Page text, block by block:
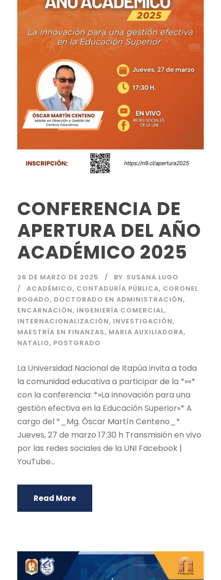
CONFERENCIA DE
APERTURA DEL AÑO
ACADÉMICO 2025
26 DE MARZO DE 2025 BY SUSANA LUGO
ACADÉMICO, CONTADURÍA PÚBLICA, CORONEL
BOGADO, DOCTORADO EN ADMINISTRACIÓN,
ENCARNACIÓN, INGENIERÍA COMERCIAL,
INTERNACIONALIZACIÓN, INVESTIGACIÓN,
MAESTRÍA EN FINANZAS, MARIA AUXILIADORA,
NATALIO, POSTGRADO
La Universidad Nacional de Itapúa invita a toda
la comunidad educativa a participar de la *»«*
con la conferencia: *»La innovación para una
gestión efectiva en la Educación Superior»* A
cargo del *_Mg. Óscar Martín Centeno_*
Jueves, 27 de marzo 17:30 h Transmisión en vivo
por las redes sociales de la UNI Facebook |
YouTube...
Read More